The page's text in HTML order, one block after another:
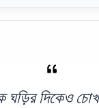
ঘড়ির দিকেও